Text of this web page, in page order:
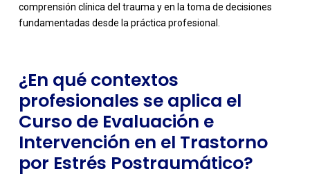
comprensión clínica del trauma y en la toma de decisiones
fundamentadas desde la práctica profesional.
¿En qué contextos
profesionales se aplica el
Curso de Evaluación e
Intervención en el Trastorno
por Estrés Postraumático?